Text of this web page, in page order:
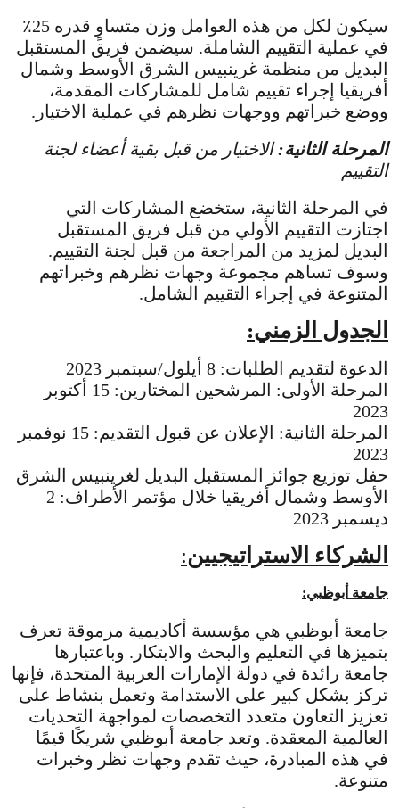
سيكون لكل من هذه العوامل وزن متساوٍ قدره 25٪
في عملية التقييم الشاملة. سيضمن فريق المستقبل
البديل من منظمة غرينبيس الشرق الأوسط وشمال
أفريقيا إجراء تقييم شامل للمشاركات المقدمة،
ووضع خبراتهم ووجهات نظرهم في عملية الاختيار.
المرحلة الثانية:الاختيار من قبل بقية أعضاء لجنة
التقييم
في المرحلة الثانية، ستخضع المشاركات التي
اجتازت التقييم الأولي من قبل فريق المستقبل
البديل لمزيد من المراجعة من قبل لجنة التقييم.
وسوف تساهم مجموعة وجهات نظرهم وخبراتهم
المتنوعة في إجراء التقييم الشامل.
الجدول الزمني:
الدعوة لتقديم الطلبات: 8 أيلول/سبتمبر 2023
المرحلة الأولى: المرشحين المختارين: 15 أكتوبر
2023
المرحلة الثانية: الإعلان عن قبول التقديم: 15 نوفمبر
2023
حفل توزيع جوائز المستقبل البديل لغرينبيس الشرق
الأوسط وشمال أفريقيا خلال مؤتمر الأطراف: 2
ديسمبر 2023
الشركاء الاستراتيجيين:
جامعة أبوظبي:
جامعة أبوظبي هي مؤسسة أكاديمية مرموقة تعرف
بتميزها في التعليم والبحث والابتكار. وباعتبارها
جامعة رائدة في دولة الإمارات العربية المتحدة، فإنها
تركز بشكل كبير على الاستدامة وتعمل بنشاط على
تعزيز التعاون متعدد التخصصات لمواجهة التحديات
العالمية المعقدة. وتعد جامعة أبوظبي شريكًا قيمًا
في هذه المبادرة، حيث تقدم وجهات نظر وخبرات
متنوعة.